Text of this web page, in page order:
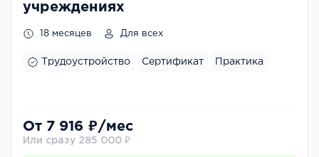
учреждениях
18 месяцев Для всех
Трудоустройство Сертификат Практика
От 7 916 ₽/мес
Или сразу 285 000 ₽